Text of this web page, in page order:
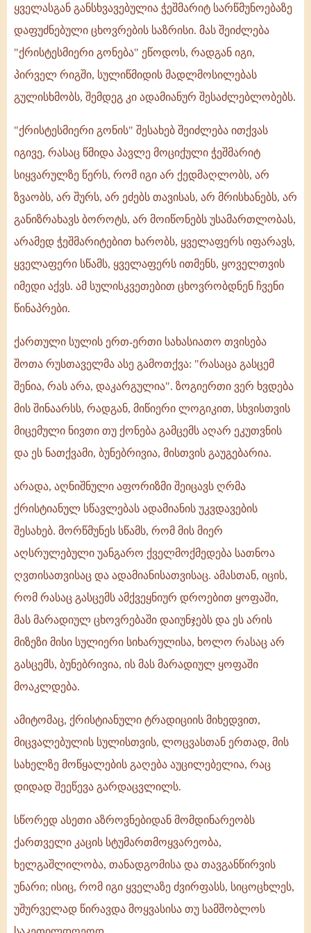
ყველასგან განსხვავებულია ჭეშმარიტ სარწმუნოებაზე
დაფუძნებული ცხოვრების საზრისი. მას შეიძლება
"ქრისტესმიერი გონება" ეწოდოს, რადგან იგი,
პირველ რიგში, სულიწმიდის მადლმოსილებას
გულისხმობს, შემდეგ კი ადამიანურ შესაძლებლობებს.
"ქრისტესმიერი გონის" შესახებ შეიძლება ითქვას
იგივე, რასაც წმიდა პავლე მოციქული ჭეშმარიტ
სიყვარულზე წერს, რომ იგი არ ქედმაღლობს, არ
ზვაობს, არ შურს, არ ეძებს თავისას, არ მრისხანებს, არ
განიზრახავს ბოროტს, არ მოიწონებს უსამართლობას,
არამედ ჭეშმარიტებით ხარობს, ყველაფერს იფარავს,
ყველაფერი სწამს, ყველაფერს ითმენს, ყოველთვის
იმედი აქვს. ამ სულისკვეთებით ცხოვრობდნენ ჩვენი
წინაპრები.
ქართული სულის ერთ-ერთი სახასიათო თვისება
შოთა რუსთაველმა ასე გამოთქვა: "რასაცა გასცემ
შენია, რას არა, დაკარგულია". ზოგიერთი ვერ ხვდება
მის შინაარსს, რადგან, მიწიერი ლოგიკით, სხვისთვის
მიცემული ნივთი თუ ქონება გამცემს აღარ ეკუთვნის
და ეს ნათქვამი, ბუნებრივია, მისთვის გაუგებარია.
არადა, აღნიშნული აფორიზმი შეიცავს ღრმა
ქრისტიანულ სწავლებას ადამიანის უკვდავების
შესახებ. მორწმუნეს სწამს, რომ მის მიერ
აღსრულებული უანგარო ქველმოქმედება სათნოა
ღვთისათვისაც და ადამიანისათვისაც. ამასთან, იცის,
რომ რასაც გასცემს ამქვეყნიურ დროებით ყოფაში,
მას მარადიულ ცხოვრებაში დაიუნჯებს და ეს არის
მიზეზი მისი სულიერი სიხარულისა, ხოლო რასაც არ
გასცემს, ბუნებრივია, ის მას მარადიულ ყოფაში
მოაკლდება.
ამიტომაც, ქრისტიანული ტრადიციის მიხედვით,
მიცვალებულის სულისთვის, ლოცვასთან ერთად, მის
სახელზე მოწყალების გაღება აუცილებელია, რაც
დიდად შეეწევა გარდაცვლილს.
სწორედ ასეთი აზროვნებიდან მომდინარეობს
ქართველი კაცის სტუმართმოყვარეობა,
ხელგაშლილობა, თანადგომისა და თავგანწირვის
უნარი; ისიც, რომ იგი ყველაზე ძვირფასს, სიცოცხლეს,
უშურველად წირავდა მოყვასისა თუ სამშობლოს